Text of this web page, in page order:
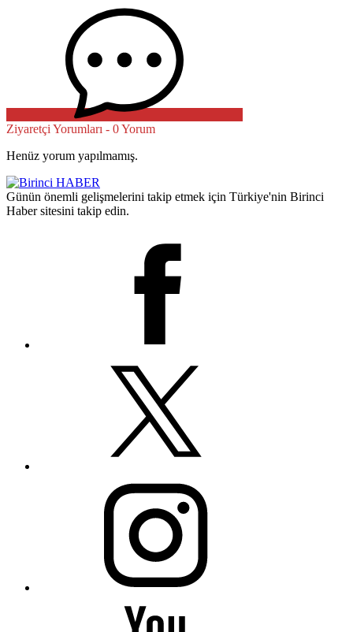
Ziyaretçi Yorumları - 0 Yorum
Henüz yorum yapılmamış.
Günün önemli gelişmelerini takip etmek için Türkiye'nin Birinci
Haber sitesini takip edin.